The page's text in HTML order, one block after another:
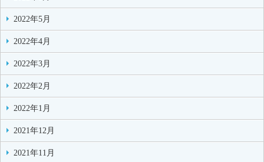
2022年5月
2022年4月
2022年3月
2022年2月
2022年1月
2021年12月
2021年11月